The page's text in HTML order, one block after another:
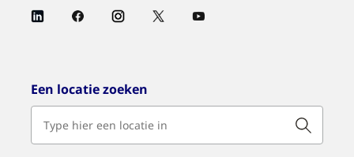
Een locatie zoeken